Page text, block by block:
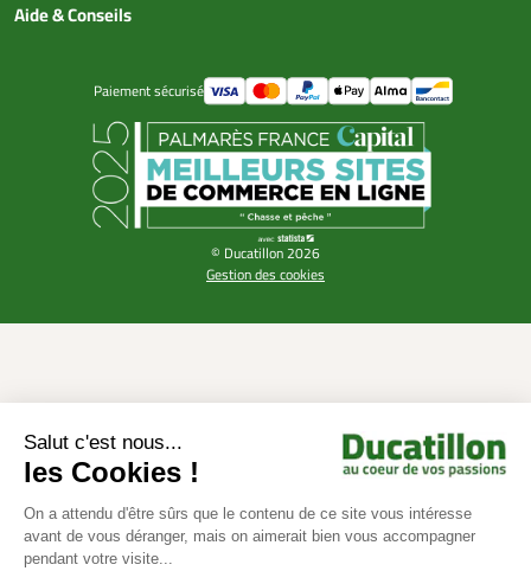
Aide & Conseils
Paiement sécurisé
© Ducatillon 2026
Gestion des cookies